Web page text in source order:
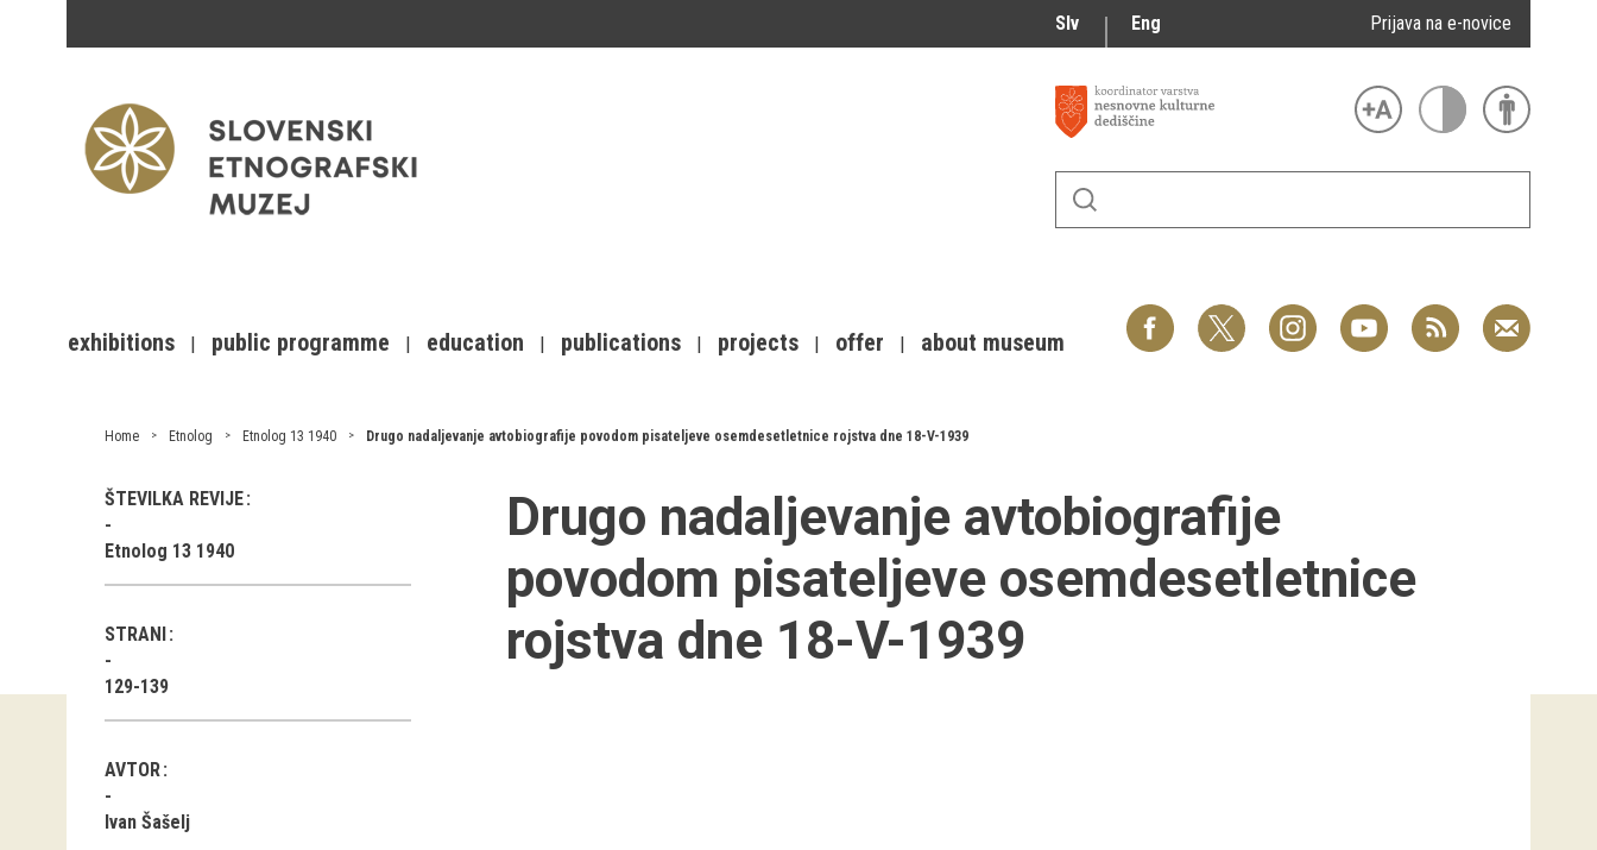
Slv Eng Prijava na e-novice
exhibitions public programme education publications projects offer about museum
Home Etnolog Etnolog 13 1940 Drugo nadaljevanje avtobiografije povodom pisateljeve osemdesetletnice rojstva dne 18-V-1939
ŠTEVILKA REVIJE
Etnolog 13 1940
STRANI
129-139
AVTOR
Ivan Šašelj
Drugo nadaljevanje avtobiografije
povodom pisateljeve osemdesetletnice
rojstva dne 18-V-1939